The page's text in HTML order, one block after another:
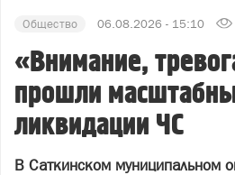
Общество 06.08.2026 - 15:10
«Внимание,
прошли
ликвидации ЧС
В Саткинском муниципальном